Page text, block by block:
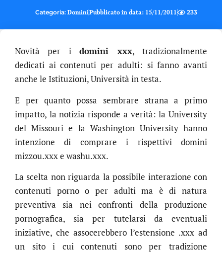
Categoria: DominiPubblicato in data: 15/11/2011 233
Novità per idomini xxx, tradizionalmente
dedicati ai contenuti per adulti: si fanno avanti
anche le Istituzioni, Università in testa.
E per quanto possa sembrare strana a primo
impatto, la notizia risponde a verità: la University
del Missouri e la Washington University hanno
intenzione di comprare i rispettivi domini
mizzou.xxx e washu.xxx.
La scelta non riguarda la possibile interazione con
contenuti porno o per adulti ma è di natura
preventiva sia nei confronti della produzione
pornografica, sia per tutelarsi da eventuali
iniziative, che assocerebbero l’estensione .xxx ad
un sito i cui contenuti sono per tradizione